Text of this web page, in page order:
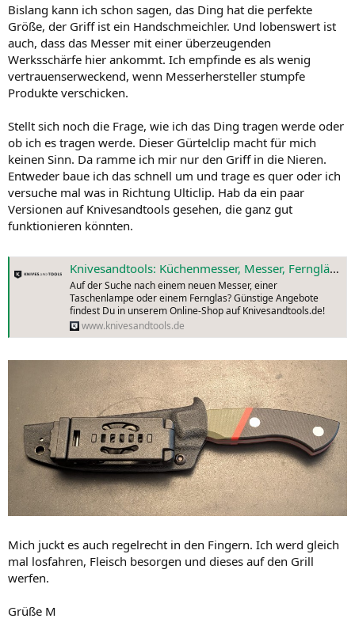
Bislang kann ich schon sagen, das Ding hat die perfekte
Größe, der Griff ist ein Handschmeichler. Und lobenswert ist
auch, dass das Messer mit einer überzeugenden
Werksschärfe hier ankommt. Ich empfinde es als wenig
vertrauenserweckend, wenn Messerhersteller stumpfe
Produkte verschicken.
Stellt sich noch die Frage, wie ich das Ding tragen werde oder
ob ich es tragen werde. Dieser Gürtelclip macht für mich
keinen Sinn. Da ramme ich mir nur den Griff in die Nieren.
Entweder baue ich das schnell um und trage es quer oder ich
versuche mal was in Richtung Ulticlip. Hab da ein paar
Versionen auf Knivesandtools gesehen, die ganz gut
funktionieren könnten.
Knivesandtools: Küchenmesser, Messer, Ferngläser, Taschenlampen
Auf der Suche nach einem neuen Messer, einer
Taschenlampe oder einem Fernglas? Günstige Angebote
findest Du in unserem Online-Shop auf Knivesandtools.de!
www.knivesandtools.de
Mich juckt es auch regelrecht in den Fingern. Ich werd gleich
mal losfahren, Fleisch besorgen und dieses auf den Grill
werfen.
Grüße M